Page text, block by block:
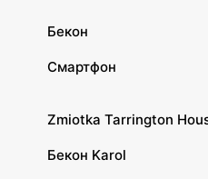
Бекон
Смартфон
Zmiotka Tarrington
Бекон Karol